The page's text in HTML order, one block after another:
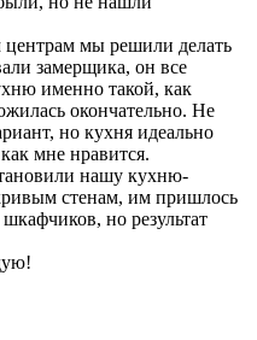
центрам мы решили делать
замерщика, он все
именно такой, как
окончательно. Не
но кухня идеально
мне нравится.
нашу кухню-
стенам, им пришлось
но результат